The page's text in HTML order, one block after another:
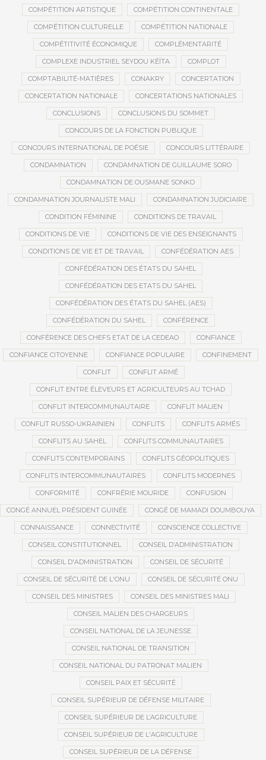
COMPÉTITION ARTISTIQUE COMPÉTITION CONTINENTALE
COMPÉTITION CULTURELLE COMPÉTITION NATIONALE
COMPÉTITIVITÉ ÉCONOMIQUE COMPLÉMENTARITÉ
COMPLEXE INDUSTRIEL SEYDOU KÉÏTA COMPLOT
COMPTABILITÉ-MATIÈRES CONAKRY CONCERTATION
CONCERTATION NATIONALE CONCERTATIONS NATIONALES
CONCLUSIONS CONCLUSIONS DU SOMMET
CONCOURS DE LA FONCTION PUBLIQUE
CONCOURS INTERNATIONAL DE POÉSIE CONCOURS LITTÉRAIRE
CONDAMNATION CONDAMNATION DE GUILLAUME SORO
CONDAMNATION DE OUSMANE SONKO
CONDAMNATION JOURNALISTE MALI CONDAMNATION JUDICIAIRE
CONDITION FÉMININE CONDITIONS DE TRAVAIL
CONDITIONS DE VIE CONDITIONS DE VIE DES ENSEIGNANTS
CONDITIONS DE VIE ET DE TRAVAIL CONFÉDÉRATION AES
CONFÉDÉRATION DES ÉTATS DU SAHEL
CONFÉDÉRATION DES ETATS DU SAHEL
CONFÉDÉRATION DES ÉTATS DU SAHEL (AES)
CONFÉDÉRATION DU SAHEL CONFÉRENCE
CONFÉRENCE DES CHEFS ETAT DE LA CEDEAO CONFIANCE
CONFIANCE CITOYENNE CONFIANCE POPULAIRE CONFINEMENT
CONFLIT CONFLIT ARMÉ
CONFLIT ENTRE ÉLEVEURS ET AGRICULTEURS AU TCHAD
CONFLIT INTERCOMMUNAUTAIRE CONFLIT MALIEN
CONFLIT RUSSO-UKRAINIEN CONFLITS CONFLITS ARMÉS
CONFLITS AU SAHEL CONFLITS COMMUNAUTAIRES
CONFLITS CONTEMPORAINS CONFLITS GÉOPOLITIQUES
CONFLITS INTERCOMMUNAUTAIRES CONFLITS MODERNES
CONFORMITÉ CONFRÉRIE MOURIDE CONFUSION
CONGÉ ANNUEL PRÉSIDENT GUINÉE CONGÉ DE MAMADI DOUMBOUYA
CONNAISSANCE CONNECTIVITÉ CONSCIENCE COLLECTIVE
CONSEIL CONSTITUTIONNEL CONSEIL D’ADMINISTRATION
CONSEIL D'ADMINISTRATION CONSEIL DE SÉCURITÉ
CONSEIL DE SÉCURITÉ DE L'ONU CONSEIL DE SÉCURITÉ ONU
CONSEIL DES MINISTRES CONSEIL DES MINISTRES MALI
CONSEIL MALIEN DES CHARGEURS
CONSEIL NATIONAL DE LA JEUNESSE
CONSEIL NATIONAL DE TRANSITION
CONSEIL NATIONAL DU PATRONAT MALIEN
CONSEIL PAIX ET SÉCURITÉ
CONSEIL SUPÉRIEUR DE DÉFENSE MILITAIRE
CONSEIL SUPÉRIEUR DE L’AGRICULTURE
CONSEIL SUPÉRIEUR DE L'AGRICULTURE
CONSEIL SUPÉRIEUR DE LA DÉFENSE